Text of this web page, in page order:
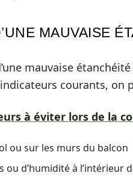
MAUVAISE
mauvaise
courants, on
à éviter lors de la
ou sur les murs du balcon
ou d’humidité à l’intérieur